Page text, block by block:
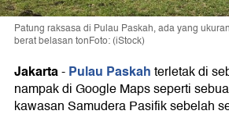
Patung raksasa di Pulau Paskah, ada yang
berat belasan tonFoto: (iStock)
Jakarta-Pulau Paskahterletak di
nampak di Google Maps seperti
kawasan Samudera Pasifik sebelah